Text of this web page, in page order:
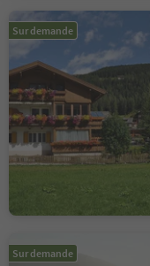
Sur demande
Sur demande